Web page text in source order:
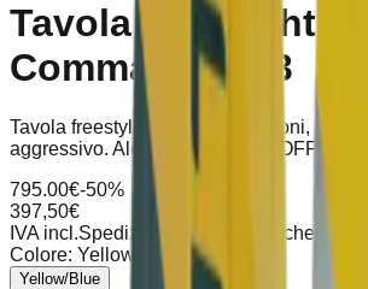
Tavola Eleveight
Commander V3
Tavola freestyle ad alte prestazioni,
aggressivo. Alette G10 incluse.
795.00€-50%
397,50€
IVA incl.Spedizione calcolata al checkout
Colore: Yellow/Blue
Yellow/Blue